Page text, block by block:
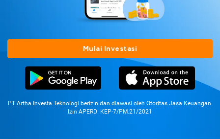
Mulai Investasi
PT Artha Investa Teknologi berizin dan diawasi oleh Otoritas Jasa Keuangan.
Izin APERD: KEP-7/PM.21/2021